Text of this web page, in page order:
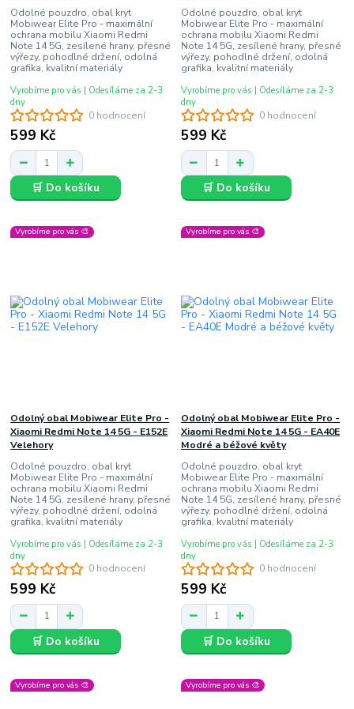
0 hodnocení
Odolné pouzdro, obal kryt
Mobiwear Elite Pro - maximální
ochrana mobilu Xiaomi Redmi
Note 14 5G, zesílené hrany, přesné
výřezy, pohodlné držení, odolná
grafika, kvalitní materiály
599 Kč
Vyrobíme pro vás | Odesíláme za 2-3
dny
🛒 Do košíku
0 hodnocení
Odolné pouzdro, obal kryt
Mobiwear Elite Pro - maximální
ochrana mobilu Xiaomi Redmi
Note 14 5G, zesílené hrany, přesné
výřezy, pohodlné držení, odolná
grafika, kvalitní materiály
599 Kč
Vyrobíme pro vás | Odesíláme za 2-3
dny
🛒 Do košíku
Vyrobíme pro vás 🎨
0 hodnocení
Odolný obal Mobiwear Elite Pro -
Xiaomi Redmi Note 14 5G - E152E
Velehory
Odolné pouzdro, obal kryt
Mobiwear Elite Pro - maximální
ochrana mobilu Xiaomi Redmi
Note 14 5G, zesílené hrany, přesné
výřezy, pohodlné držení, odolná
grafika, kvalitní materiály
599 Kč
Vyrobíme pro vás | Odesíláme za 2-3
dny
🛒 Do košíku
Vyrobíme pro vás 🎨
0 hodnocení
Odolný obal Mobiwear Elite Pro -
Xiaomi Redmi Note 14 5G - EA40E
Modré a béžové květy
Odolné pouzdro, obal kryt
Mobiwear Elite Pro - maximální
ochrana mobilu Xiaomi Redmi
Note 14 5G, zesílené hrany, přesné
výřezy, pohodlné držení, odolná
grafika, kvalitní materiály
599 Kč
Vyrobíme pro vás | Odesíláme za 2-3
dny
🛒 Do košíku
Vyrobíme pro vás 🎨 Vyrobíme pro vás 🎨